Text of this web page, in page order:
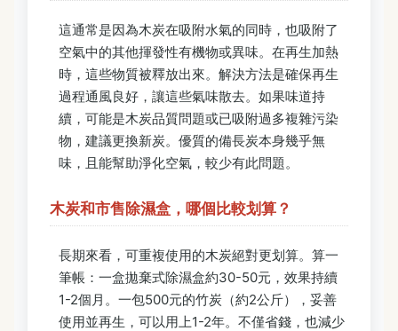
這通常是因為木炭在吸附水氣的同時，也吸附了
空氣中的其他揮發性有機物或異味。在再生加熱
時，這些物質被釋放出來。解決方法是確保再生
過程通風良好，讓這些氣味散去。如果味道持
續，可能是木炭品質問題或已吸附過多複雜污染
物，建議更換新炭。優質的備長炭本身幾乎無
味，且能幫助淨化空氣，較少有此問題。
木炭和市售除濕盒，哪個比較划算？
長期來看，可重複使用的木炭絕對更划算。算一
筆帳：一盒拋棄式除濕盒約30-50元，效果持續
1-2個月。一包500元的竹炭（約2公斤），妥善
使用並再生，可以用上1-2年。不僅省錢，也減少